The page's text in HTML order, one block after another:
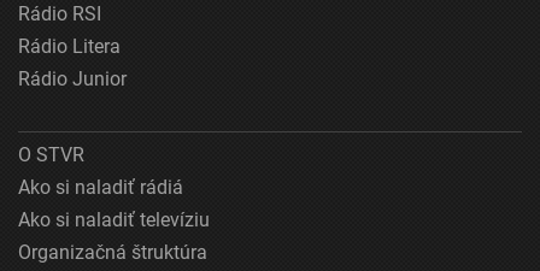
Rádio RSI
Rádio Litera
Rádio Junior
O STVR
Ako si naladiť rádiá
Ako si naladiť televíziu
Organizačná štruktúra